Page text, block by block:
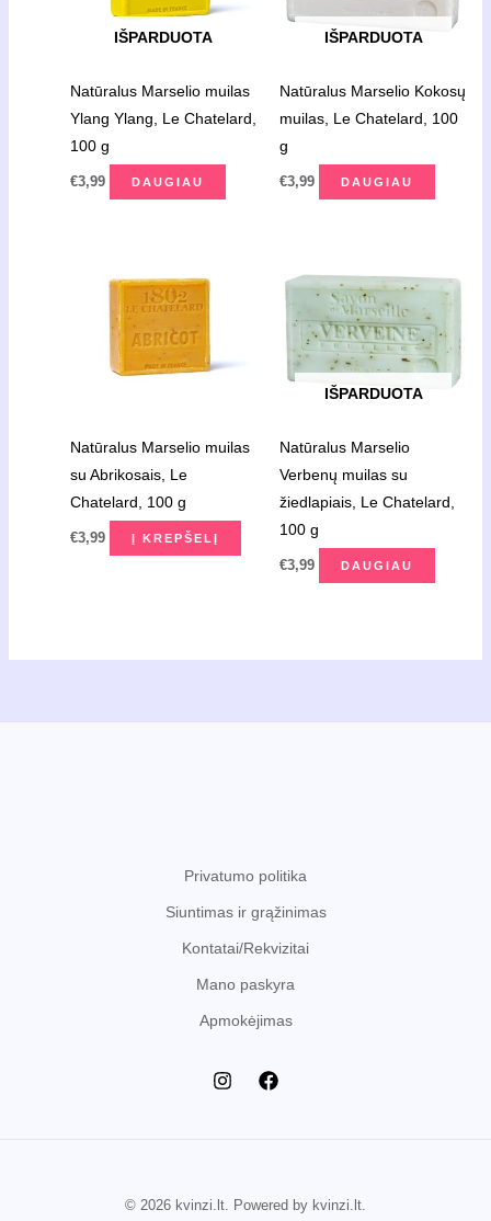
IŠPARDUOTA
Natūralus Marselio muilas
Ylang Ylang, Le Chatelard,
100 g
€3,99 DAUGIAU
IŠPARDUOTA
Natūralus Marselio Kokosų
muilas, Le Chatelard, 100
g
€3,99 DAUGIAU
Natūralus Marselio muilas
su Abrikosais, Le
Chatelard, 100 g
€3,99 Į KREPŠELĮ
IŠPARDUOTA
Natūralus Marselio
Verbenų muilas su
žiedlapiais, Le Chatelard,
100 g
€3,99 DAUGIAU
Privatumo politika
Siuntimas ir grąžinimas
Kontatai/Rekvizitai
Mano paskyra
Apmokėjimas
© 2026 kvinzi.lt. Powered by kvinzi.lt.